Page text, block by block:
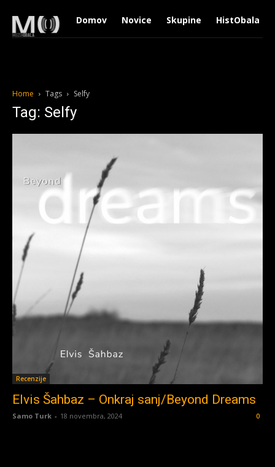
Domov Novice Skupine HistObala
Home Tags Selfy
Tag: Selfy
Recenzije
Elvis Šahbaz – Onkraj sanj/Beyond Dreams
Samo Turk - 18 novembra, 2024 0